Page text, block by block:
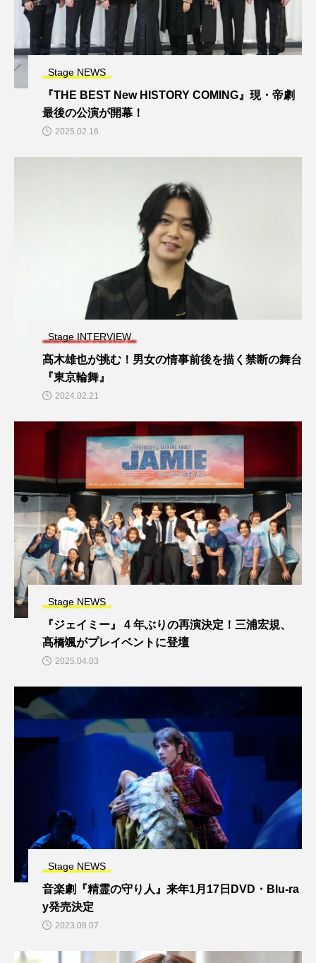
Stage NEWS
『THE BEST New HISTORY COMING』現・帝劇
最後の公演が開幕！
2025.02.16
Stage INTERVIEW
髙木雄也が挑む！男女の情事前後を描く禁断の舞台
『東京輪舞』
2024.02.21
Stage NEWS
『ジェイミー』 4 年ぶりの再演決定！三浦宏規、
髙橋颯がプレイベントに登壇
2025.04.03
Stage NEWS
音楽劇『精霊の守り人』来年1月17日DVD・Blu-ra
y発売決定
2023.08.07